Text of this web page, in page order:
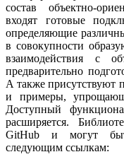
состав объектно-
входят готовые
определяющие
в совокупности
взаимодействия с
предварительно
А также присутствуют
и примеры,
Доступный
расширяется.
GitHub и могут
следующим ссылкам: